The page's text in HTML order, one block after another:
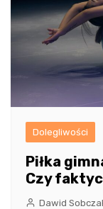
Dolegliwości
Piłka
Czy
Dawid